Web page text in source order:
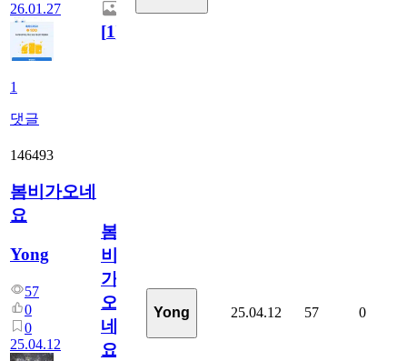
26.01.27
1
댓글
[1]
146493
봄비가오네
요
Yong
57
0
0
25.04.12
봄
비
가
오
네
요
Yong 25.04.12 57 0